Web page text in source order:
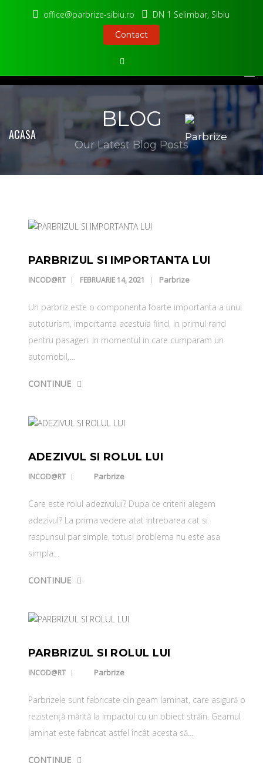
office@parbrize-sibiu.ro DN 1 Selimbar, Sibiu
Contact
ACASA
BLOG
Our Latest Blog Posts
PARBRIZUL SI IMPORTANTA LUI
INCOD@RT FEBRUARIE 14, 2021 Parbrize
Un parbriz este o componenta foarte importanta a unui
autoturism, importanta acestuia fiind, in primul rand
pentru pasageri. In momentul in care cumparam un
automobil,…
CONTINUE
ADEZIVUL SI ROLUL LUI
INCOD@RT Parbrize
Care este rolul adezivului? Dupa ce criterii alegem
adezivul? La prima vedere atat intrebarea cat si
raspunsul par simple, totusi problema nu este asa
simpla…
CONTINUE
PARBRIZUL SI ROLUL LUI
INCOD@RT Parbrize
Parbrizele sunt fabricate din geam laminat, care asigură o
rezistență mărită la impactul cu un obiect străin. Geamul
laminat este fabricat astfel încât acesta să…
CONTINUE